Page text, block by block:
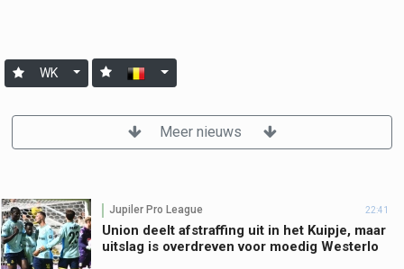
WK
Meer nieuws
Jupiler Pro League 22:41
Union deelt afstraffing uit in het Kuipje, maar
uitslag is overdreven voor moedig Westerlo